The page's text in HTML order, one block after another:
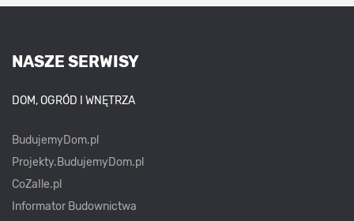
NASZE SERWISY
DOM, OGRÓD I WNĘTRZA
BudujemyDom.pl
Projekty.BudujemyDom.pl
CoZaIle.pl
Informator Budownictwa